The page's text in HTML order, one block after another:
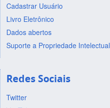
Cadastrar Usuário
Livro Eletrônico
Dados abertos
Suporte a Propriedade Intelectual
Redes Sociais
Twitter